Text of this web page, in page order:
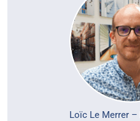
Loïc Le Merrer –